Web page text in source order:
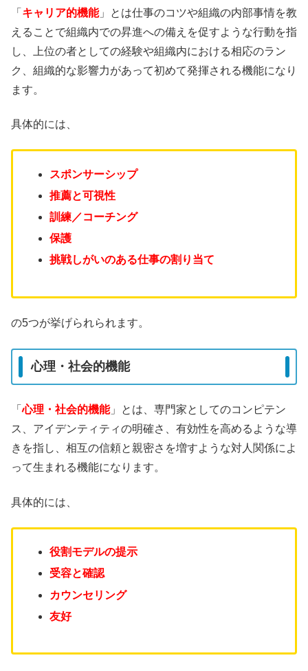
「 キャリア的機能」とは仕事のコツや組織の内部事情を教
えることで組織内での昇進への備えを促すような行動を指
し、上位の者としての経験や組織内における相応のラン
ク、組織的な影響力があって初めて発揮される機能になり
ます。
具体的には、
スポンサーシップ
推薦と可視性
訓練／コーチング
保護
挑戦しがいのある仕事の割り当て
の5つが挙げられられます。
心理・社会的機能
「心理・社会的機能」とは、専門家としてのコンピテン
ス、アイデンティティの明確さ、有効性を高めるような導
きを指し、相互の信頼と親密さを増すような対人関係によ
って生まれる機能になります。
具体的には、
役割モデルの提示
受容と確認
カウンセリング
友好